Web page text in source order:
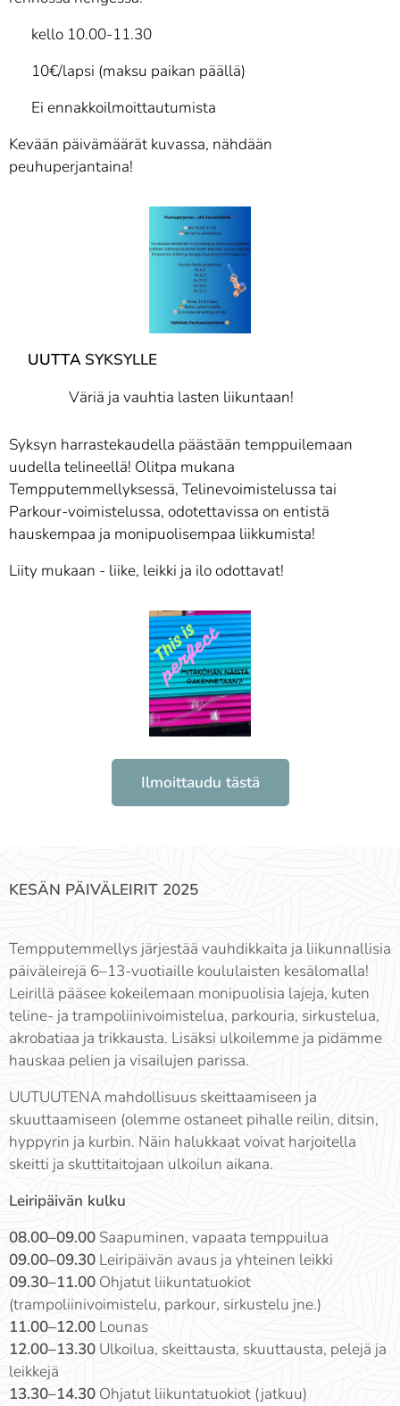
🕙 kello 10.00-11.30
💰 10€/lapsi (maksu paikan päällä)
📝 Ei ennakkoilmoittautumista
Kevään päivämäärät kuvassa, nähdään
peuhuperjantaina!
UUTTA SYKSYLLE
Väriä ja vauhtia lasten liikuntaan!
Syksyn harrastekaudella päästään temppuilemaan
uudella telineellä! Olitpa mukana
Tempputemmellyksessä, Telinevoimistelussa tai
Parkour-voimistelussa, odotettavissa on entistä
hauskempaa ja monipuolisempaa liikkumista!
Liity mukaan - liike, leikki ja ilo odottavat!
Ilmoittaudu tästä
KESÄN PÄIVÄLEIRIT 2025
Tempputemmellys järjestää vauhdikkaita ja liikunnallisia
päiväleirejä 6–13-vuotiaille koululaisten kesälomalla!
Leirillä pääsee kokeilemaan monipuolisia lajeja, kuten
teline- ja trampoliinivoimistelua, parkouria, sirkustelua,
akrobatiaa ja trikkausta. Lisäksi ulkoilemme ja pidämme
hauskaa pelien ja visailujen parissa.
UUTUUTENA mahdollisuus skeittaamiseen ja
skuuttaamiseen (olemme ostaneet pihalle reilin, ditsin,
hyppyrin ja kurbin. Näin halukkaat voivat harjoitella
skeitti ja skuttitaitojaan ulkoilun aikana.
Leiripäivän kulku
08.00–09.00 Saapuminen, vapaata temppuilua
09.00–09.30 Leiripäivän avaus ja yhteinen leikki
09.30–11.00 Ohjatut liikuntatuokiot
(trampoliinivoimistelu, parkour, sirkustelu jne.)
11.00–12.00 Lounas
12.00–13.30 Ulkoilua, skeittausta, skuuttausta, pelejä ja
leikkejä
13.30–14.30 Ohjatut liikuntatuokiot (jatkuu)